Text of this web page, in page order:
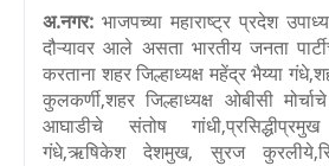
अ.नगर: भाजपच्या महाराष्ट्र प्रदेश
दौऱ्यावर आले असता भारतीय जनता
करताना शहर जिल्हाध्यक्ष महेंद्र भैय्या गंधे,
कुलकर्णी,शहर जिल्हाध्यक्ष ओबीसी
आघाडीचे संतोष गांधी,
गंधे,ऋषिकेश देशमुख, सुरज कुरलीये,